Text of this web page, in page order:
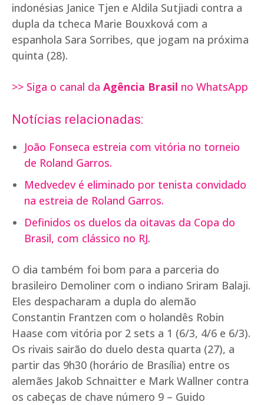
indonésias Janice Tjen e Aldila Sutjiadi contra a
dupla da tcheca Marie Bouxková com a
espanhola Sara Sorribes, que jogam na próxima
quinta (28).
>> Siga o canal da Agência Brasil no WhatsApp
Notícias relacionadas:
João Fonseca estreia com vitória no torneio
de Roland Garros.
Medvedev é eliminado por tenista convidado
na estreia de Roland Garros.
Definidos os duelos da oitavas da Copa do
Brasil, com clássico no RJ.
O dia também foi bom para a parceria do
brasileiro Demoliner com o indiano Sriram Balaji.
Eles despacharam a dupla do alemão
Constantin Frantzen com o holandês Robin
Haase com vitória por 2 sets a 1 (6/3, 4/6 e 6/3).
Os rivais sairão do duelo desta quarta (27), a
partir das 9h30 (horário de Brasília) entre os
alemães Jakob Schnaitter e Mark Wallner contra
os cabeças de chave número 9 – Guido